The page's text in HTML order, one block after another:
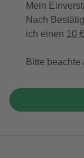
Mein
Nach
ich einen 10
Bitte beachte